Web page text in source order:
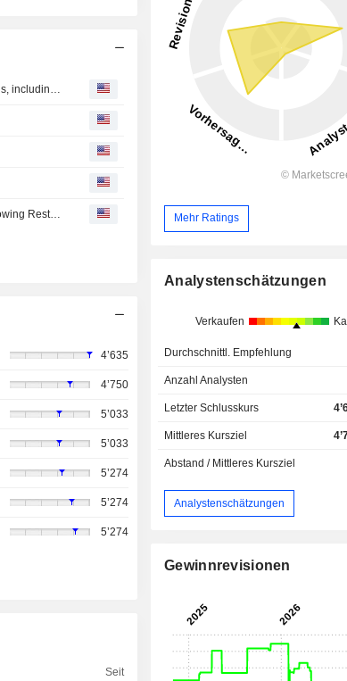
Canon : activities lead to the removal of certain ink cartridge offerings, including Ubinki’s offerings of Ubinki brand cartridges, from Amazon.com
Canon Recognizes Non-Consolidated Loss of 99.9 Billion Yen Following Restructuring
4’635
4’750
5’033
5’033
5’274
5’274
5’274
Seit
Mehr Ratings
Analystenschätzungen
Verkaufen
Durchschnittl. Empfehlung
Anzahl Analysten
Letzter Schlusskurs
Mittleres Kursziel
Abstand / Mittleres Kursziel
Analystenschätzungen
Gewinnrevisionen